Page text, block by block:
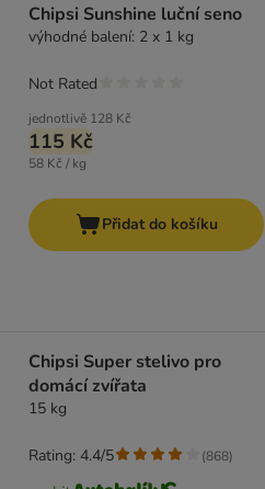
Chipsi Sunshine luční seno
výhodné balení: 2 x 1 kg
jednotlivě 128 Kč
115 Kč
58 Kč / kg
Not Rated
Přidat do košíku
Chipsi Super stelivo pro
domácí zvířata
15 kg
Rating: 4.4/5 (868)